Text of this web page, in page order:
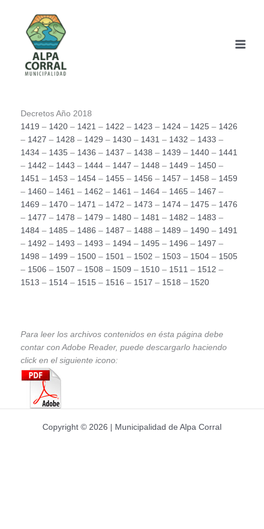
contenido
Decretos Año 2018
1419 – 1420 – 1421 – 1422 – 1423 – 1424 – 1425 – 1426
– 1427 – 1428 – 1429 – 1430 – 1431 – 1432 – 1433 –
1434 – 1435 – 1436 – 1437 – 1438 – 1439 – 1440 – 1441
– 1442 – 1443 – 1444 – 1447 – 1448 – 1449 – 1450 –
1451 – 1453 – 1454 – 1455 – 1456 – 1457 – 1458 – 1459
– 1460 – 1461 – 1462 – 1461 – 1464 – 1465 – 1467 –
1469 – 1470 – 1471 – 1472 – 1473 – 1474 – 1475 – 1476
– 1477 – 1478 – 1479 – 1480 – 1481 – 1482 – 1483 –
1484 – 1485 – 1486 – 1487 – 1488 – 1489 – 1490 – 1491
– 1492 – 1493 – 1493 – 1494 – 1495 – 1496 – 1497 –
1498 – 1499 – 1500 – 1501 – 1502 – 1503 – 1504 – 1505
– 1506 – 1507 – 1508 – 1509 – 1510 – 1511 – 1512 –
1513 – 1514 – 1515 – 1516 – 1517 – 1518 – 1520
Para leer los archivos contenidos en ésta página debe
contar con Adobe Reader, puede descargarlo haciendo
click en el siguiente icono:
Copyright © 2026 | Municipalidad de Alpa Corral